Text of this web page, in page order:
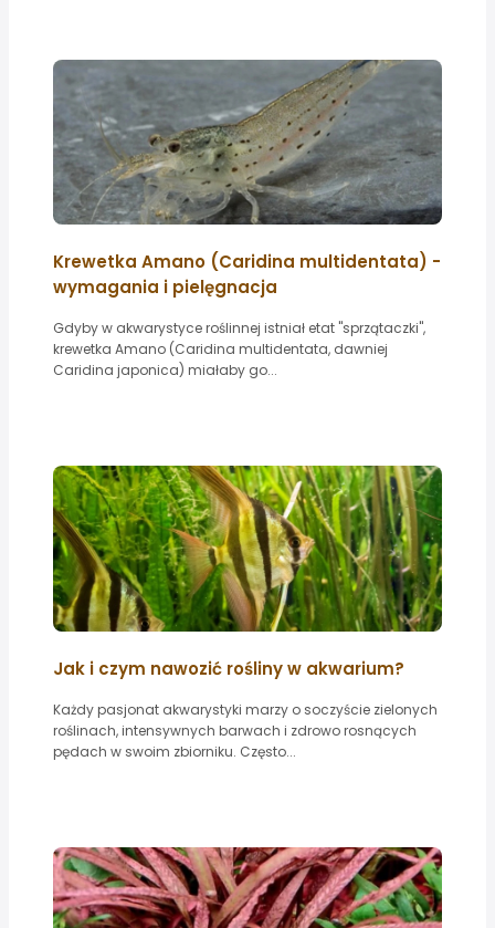
Krewetka Amano (Caridina multidentata) -
wymagania i pielęgnacja
Gdyby w akwarystyce roślinnej istniał etat "sprzątaczki",
krewetka Amano (Caridina multidentata, dawniej
Caridina japonica) miałaby go...
Jak i czym nawozić rośliny w akwarium?
Każdy pasjonat akwarystyki marzy o soczyście zielonych
roślinach, intensywnych barwach i zdrowo rosnących
pędach w swoim zbiorniku. Często...